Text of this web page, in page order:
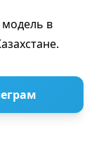
в